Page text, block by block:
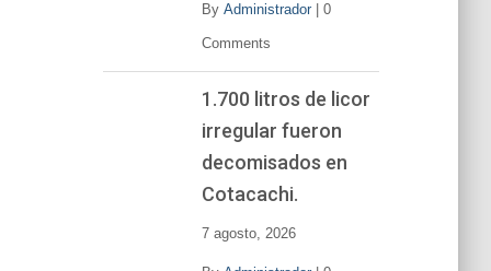
By Administrador| 0
Comments
1.700 litros de licor
irregular fueron
decomisados en
Cotacachi.
7 agosto, 2026